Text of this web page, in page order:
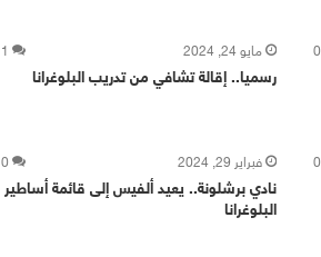
0 مايو 24, 2024 1
رسميا.. إقالة تشافي من تدريب البلوغرانا
0 فبراير 29, 2024 0
نادي برشلونة.. يعيد ألفيس إلى قائمة أساطير
البلوغرانا